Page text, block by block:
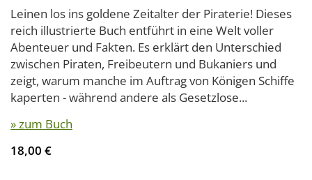
Leinen los ins goldene Zeitalter der Piraterie! Dieses
reich illustrierte Buch entführt in eine Welt voller
Abenteuer und Fakten. Es erklärt den Unterschied
zwischen Piraten, Freibeutern und Bukaniers und
zeigt, warum manche im Auftrag von Königen Schiffe
kaperten - während andere als Gesetzlose...
» zum Buch
18,00 €